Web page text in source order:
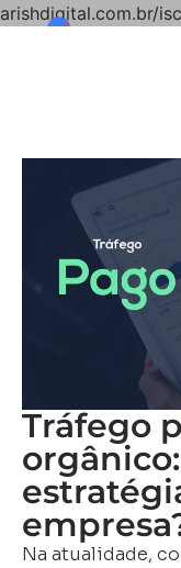
arishdigital.com.br/
Tráfego
Na atualidade,